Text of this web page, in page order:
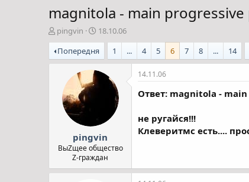
magnitola - main progressive
А
в
т
о
pingvin
Д
а
т
а
с
е
н
н
я
18.10.06
Попередня
1 ... 4 5 6 7 8 ... 14
pingvin
ВыZщее общество
Z-граждан
14.11.06
Ответ: magnitola -
не ругайся!!!
Клеверитмс есть....